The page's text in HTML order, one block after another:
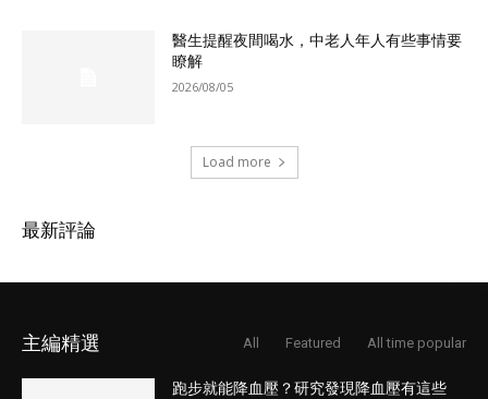
醫生提醒夜間喝水，中老人年人有些事情要
瞭解
2026/08/05
Load more
最新評論
主編精選 All Featured All time popular
跑步就能降血壓？研究發現降血壓有這些